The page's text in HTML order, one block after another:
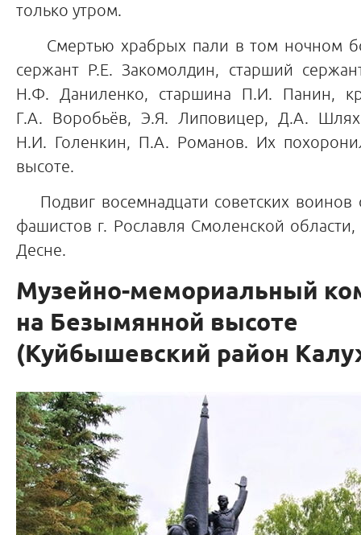
только утром.
Смертью храбрых пали в том ночном
сержант Р.Е. Закомолдин, старший
Н.Ф. Даниленко, старшина П.И. Панин,
Г.А. Воробьёв, Э.Я. Липовицер, Д.А.
Н.И. Голенкин, П.А. Романов. Их
высоте.
Подвиг восемнадцати советских
фашистов г. Рославля Смоленской
Десне.
Музейно-мемориальный
на Безымянной высоте
(Куйбышевский район